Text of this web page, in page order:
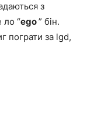
з
ло “ego” бін.
пограти за lgd,